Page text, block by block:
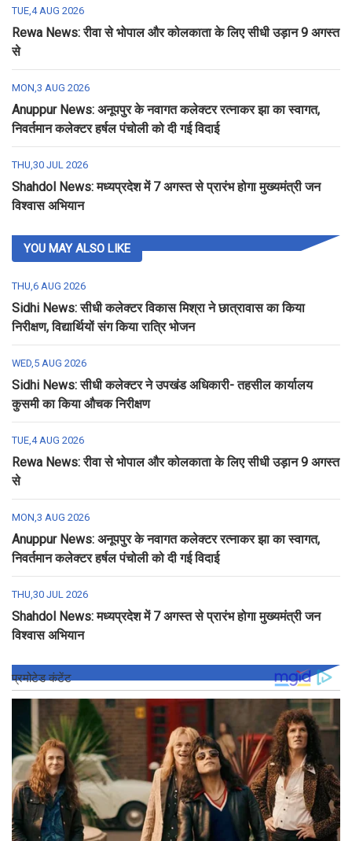
TUE,4 AUG 2026
Rewa News: रीवा से भोपाल और कोलकाता के लिए सीधी उड़ान 9 अगस्त
से
MON,3 AUG 2026
Anuppur News: अनूपपुर के नवागत कलेक्टर रत्नाकर झा का स्वागत,
निवर्तमान कलेक्टर हर्षल पंचोली को दी गई विदाई
THU,30 JUL 2026
Shahdol News: मध्यप्रदेश में 7 अगस्त से प्रारंभ होगा मुख्यमंत्री जन
विश्वास अभियान
YOU MAY ALSO LIKE
THU,6 AUG 2026
Sidhi News: सीधी कलेक्टर विकास मिश्रा ने छात्रावास का किया
निरीक्षण, विद्यार्थियों संग किया रात्रि भोजन
WED,5 AUG 2026
Sidhi News: सीधी कलेक्टर ने उपखंड अधिकारी- तहसील कार्यालय
कुसमी का किया औचक निरीक्षण
TUE,4 AUG 2026
Rewa News: रीवा से भोपाल और कोलकाता के लिए सीधी उड़ान 9 अगस्त
से
MON,3 AUG 2026
Anuppur News: अनूपपुर के नवागत कलेक्टर रत्नाकर झा का स्वागत,
निवर्तमान कलेक्टर हर्षल पंचोली को दी गई विदाई
THU,30 JUL 2026
Shahdol News: मध्यप्रदेश में 7 अगस्त से प्रारंभ होगा मुख्यमंत्री जन
विश्वास अभियान